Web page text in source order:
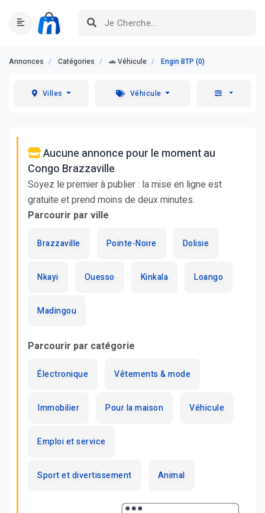
Annonces Catégories 🚗 Véhicule Engin BTP (0)
Villes Véhicule
Aucune annonce pour le moment au
Congo Brazzaville
Soyez le premier à publier : la mise en ligne est
gratuite et prend moins de deux minutes.
Parcourir par ville
Brazzaville Pointe-Noire Dolisie
Nkayi Ouesso Kinkala Loango
Madingou
Parcourir par catégorie
Électronique Vêtements & mode
Immobilier Pour la maison Véhicule
Emploi et service
Sport et divertissement Animal